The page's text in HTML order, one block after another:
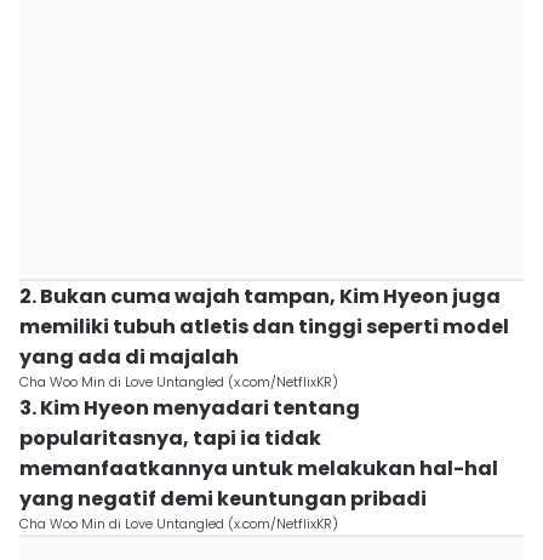
2. Bukan cuma wajah tampan, Kim Hyeon juga
memiliki tubuh atletis dan tinggi seperti model
yang ada di majalah
Cha Woo Min di Love Untangled (x.com/NetflixKR)
3. Kim Hyeon menyadari tentang
popularitasnya, tapi ia tidak
memanfaatkannya untuk melakukan hal-hal
yang negatif demi keuntungan pribadi
Cha Woo Min di Love Untangled (x.com/NetflixKR)